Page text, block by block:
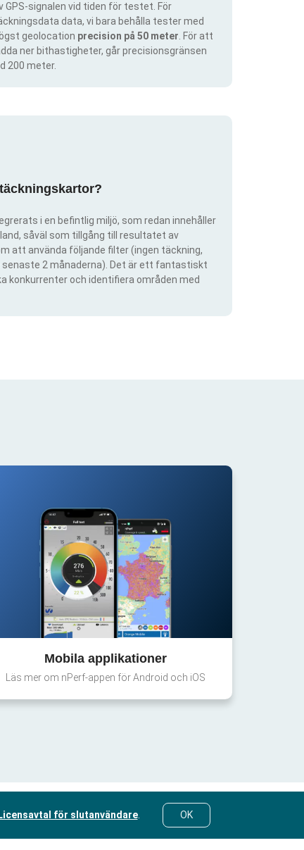
GPS-signalen vid tiden för testet. För
data, vi bara behålla tester med
geolocation precision på 50 meter . För att
ner bithastigheter, går precisionsgränsen
200 meter.
i en befintlig miljö, som redan innehåller
såväl som tillgång till resultatet av
att använda följande filter (ingen täckning,
senaste 2 månaderna). Det är ett fantastiskt
konkurrenter och identifiera områden med
Mobila applikationer
Läs mer om nPerf-appen för Android och iOS
Licensavtal för slutanvändare. OK